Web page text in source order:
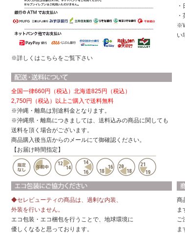
い
※詳しくはこちらをご覧下さい
全国一律660円（税込） 北海道825円（税込）
2,750円（税込）以上ご購入で送料無料
※沖縄・離島は別途料金となります。
※沖縄県・離島につきましては、送料込みの商品に関しても
送料を頂く場合がございます。
商品購入後当店からのメールにて御確認ください。
【お届け時間指定】
◆セレビューティの商品は、過剰な内装、
外装を行いません。
エコ包装・エコ梱包を行うことで、地球環境に
優しくなると思っております。
商
ま
ご
ま